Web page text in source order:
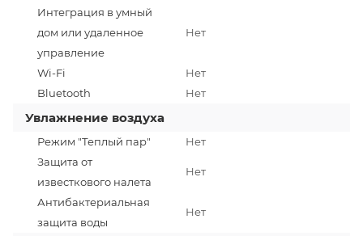
Интеграция в умный
дом или удаленное
управление
Нет
Wi-Fi
Нет
Bluetooth
Нет
Увлажнение воздуха
Режим "Теплый пар"
Нет
Защита от
известкового налета
Нет
Антибактериальная
защита воды
Нет